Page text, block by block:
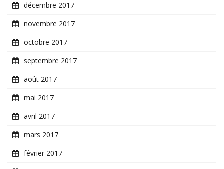
décembre 2017
novembre 2017
octobre 2017
septembre 2017
août 2017
mai 2017
avril 2017
mars 2017
février 2017